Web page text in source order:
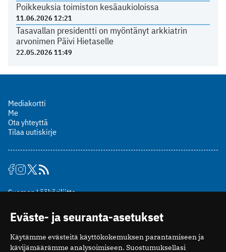
Poikkeuksia toimiston kesäaukioloissa
11.06.2026 12:21
Tasavallan presidentti on myöntänyt arkkiatrin
arvonimen Päivi Hietaselle
22.05.2026 11:49
Mediakortti
Me
Ota yhteyttä
Tilaa uutiskirje
Suomen Lääkäriliitto
00510 Helsinki
puh. (09) 393 091
toimitus@potilaanlaakarilehti.fi
Eväste- ja seuranta-asetukset
Käytämme evästeitä käyttökokemuksen parantamiseen ja
kävijämäärämme analysoimiseen. Suostumuksellasi